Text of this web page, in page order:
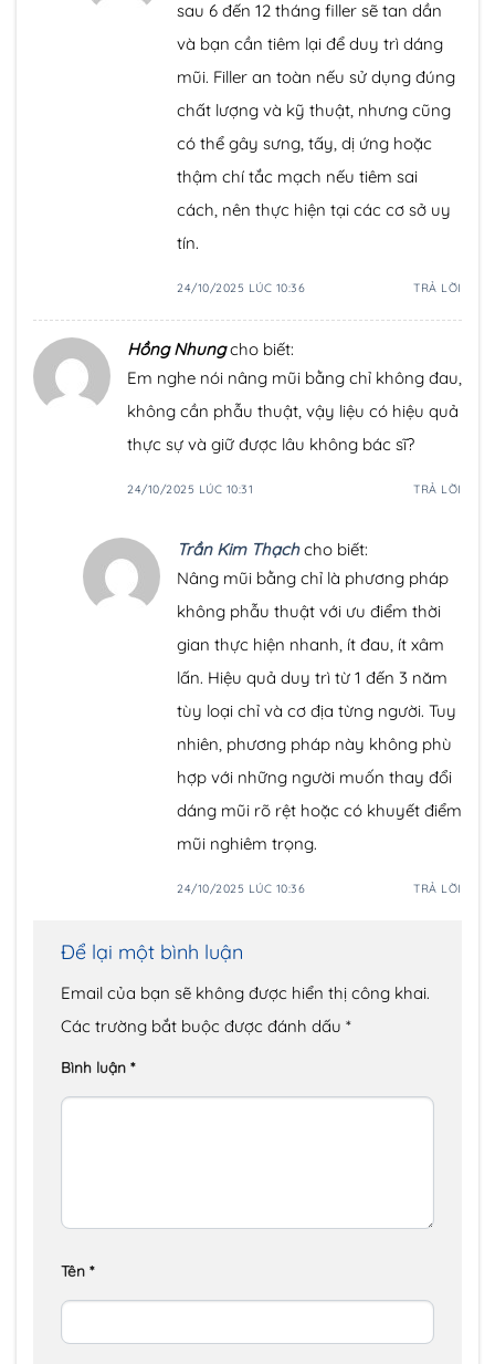
sau 6 đến 12 tháng filler sẽ tan dần
và bạn cần tiêm lại để duy trì dáng
mũi. Filler an toàn nếu sử dụng đúng
chất lượng và kỹ thuật, nhưng cũng
có thể gây sưng, tấy, dị ứng hoặc
thậm chí tắc mạch nếu tiêm sai
cách, nên thực hiện tại các cơ sở uy
tín.
24/10/2025 LÚC 10:36 TRẢ LỜI
Hồng Nhung cho biết:
Em nghe nói nâng mũi bằng chỉ không đau,
không cần phẫu thuật, vậy liệu có hiệu quả
thực sự và giữ được lâu không bác sĩ?
24/10/2025 LÚC 10:31 TRẢ LỜI
Trần Kim Thạch cho biết:
Nâng mũi bằng chỉ là phương pháp
không phẫu thuật với ưu điểm thời
gian thực hiện nhanh, ít đau, ít xâm
lấn. Hiệu quả duy trì từ 1 đến 3 năm
tùy loại chỉ và cơ địa từng người. Tuy
nhiên, phương pháp này không phù
hợp với những người muốn thay đổi
dáng mũi rõ rệt hoặc có khuyết điểm
mũi nghiêm trọng.
24/10/2025 LÚC 10:36 TRẢ LỜI
Để lại một bình luận
Email của bạn sẽ không được hiển thị công khai.
Các trường bắt buộc được đánh dấu *
Bình luận *
Tên *